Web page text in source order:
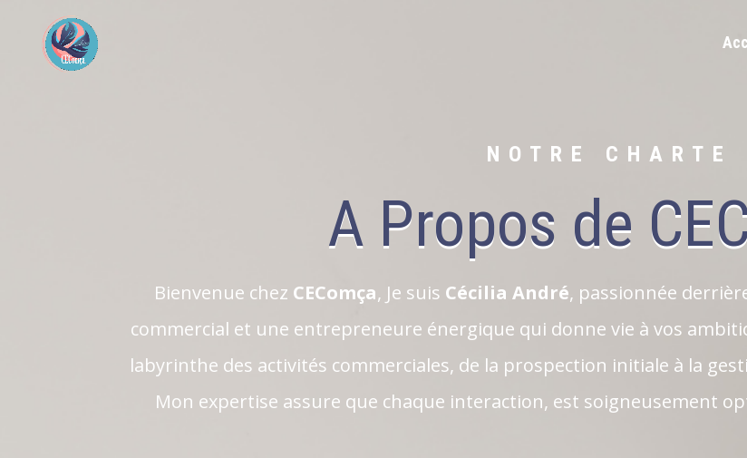
NOTRE CHARTE
A Propos de
Bienvenue chez CEComça, Je suis Cécilia André, passionnée
commercial et une entrepreneure énergique qui donne vie à vos
labyrinthe des activités commerciales, de la prospection initiale à la
Mon expertise assure que chaque interaction, est soigneusement